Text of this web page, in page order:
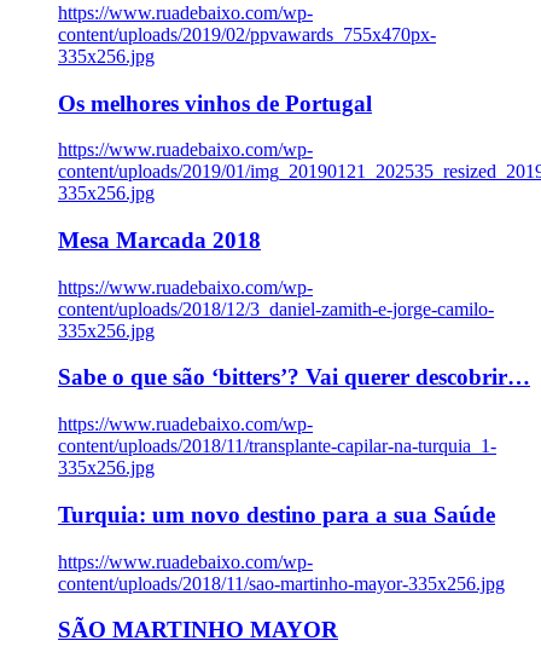
https://www.ruadebaixo.com/wp-
content/uploads/2019/02/ppvawards_755x470px-
335x256.jpg
Os melhores vinhos de Portugal
https://www.ruadebaixo.com/wp-
content/uploads/2019/01/
335x256.jpg
Mesa Marcada 2018
https://www.ruadebaixo.com/wp-
content/uploads/2018/12/3_daniel-zamith-e-jorge-camilo-
335x256.jpg
Sabe o que são ‘bitters’? Vai querer descobrir…
https://www.ruadebaixo.com/wp-
content/uploads/2018/11/transplante-capilar-na-turquia_1-
335x256.jpg
Turquia: um novo destino para a sua Saúde
https://www.ruadebaixo.com/wp-
content/uploads/2018/11/sao-martinho-mayor-335x256.jpg
SÃO MARTINHO MAYOR